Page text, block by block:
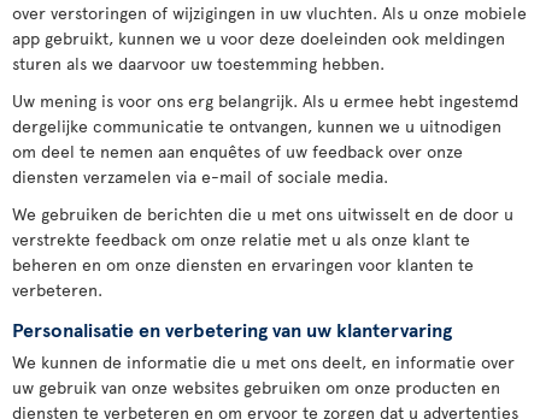
over verstoringen of wijzigingen in uw vluchten. Als u onze mobiele
app gebruikt, kunnen we u voor deze doeleinden ook meldingen
sturen als we daarvoor uw toestemming hebben.
Uw mening is voor ons erg belangrijk. Als u ermee hebt ingestemd
dergelijke communicatie te ontvangen, kunnen we u uitnodigen
om deel te nemen aan enquêtes of uw feedback over onze
diensten verzamelen via e-mail of sociale media.
We gebruiken de berichten die u met ons uitwisselt en de door u
verstrekte feedback om onze relatie met u als onze klant te
beheren en om onze diensten en ervaringen voor klanten te
verbeteren.
Personalisatie en verbetering van uw klantervaring
We kunnen de informatie die u met ons deelt, en informatie over
uw gebruik van onze websites gebruiken om onze producten en
diensten te verbeteren en om ervoor te zorgen dat u advertenties